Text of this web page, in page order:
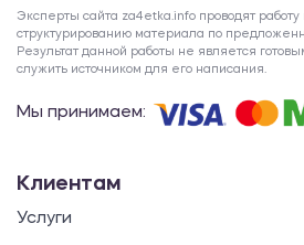
Эксперты сайта za4etka.info проводят работу
структурированию материала по
Результат данной работы не является
служить источником для его написания.
Мы принимаем:
Клиентам
Услуги